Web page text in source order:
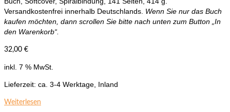
Versandkostenfrei innerhalb Deutschlands. Wenn Sie nur das Buch
kaufen möchten, dann scrollen Sie bitte nach unten zum Button „In
den Warenkorb“.
32,00 €
inkl. 7 % MwSt.
Lieferzeit: ca. 3-4 Werktage, Inland
Weiterlesen